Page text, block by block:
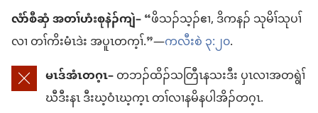
လံာ်စီဆှံ အတၢ်ဟံးစုနဲၣ်ကျဲ–“ဖိသၣ်သ့ၣ်ဧၢ, ဒိကနၣ် သုမိၢ်သုပၢ်
လၢ တၢ်ကိးမံၤဒဲး အပူၤတက့ၢ်.”—ကလီးစဲ ၃:၂၀.
မၤဒ်အံၤတဂ့ၤ–တဘၣ်ထိၣ်သတြီၤနသးဒီး ပှၤလၢအတရွဲၢ်
ဃီဒီးနၤ ဒီးဃ့ဝံၤဃ့က့ၤ တၢ်လၢနမိနပါအိၣ်တဂ့ၤ.